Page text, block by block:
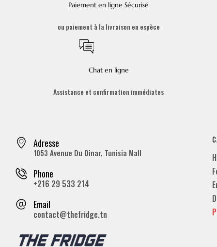
Paiement en ligne Sécurisé
ou paiement à la livraison en espèce
Chat en ligne
Assistance et confirmation immédiates
Adresse
1053 Avenue Du Dinar, Tunisia Mall
Phone
+216 29 533 214
Email
contact@thefridge.tn